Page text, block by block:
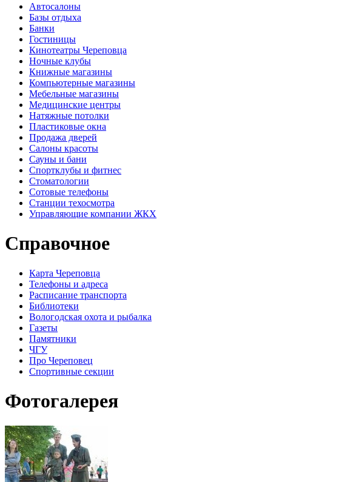
Автосалоны
Базы отдыха
Банки
Гостиницы
Кинотеатры Череповца
Ночные клубы
Книжные магазины
Компьютерные магазины
Мебельные магазины
Медицинские центры
Натяжные потолки
Пластиковые окна
Продажа дверей
Салоны красоты
Сауны и бани
Спортклубы и фитнес
Стоматологии
Сотовые телефоны
Станции техосмотра
Управляющие компании ЖКХ
Справочное
Карта Череповца
Телефоны и адреса
Расписание транспорта
Библиотеки
Вологодская охота и рыбалка
Газеты
Памятники
ЧГУ
Про Череповец
Спортивные секции
Фотогалерея